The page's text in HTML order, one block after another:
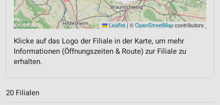
Leaflet | ©OpenStreetMapcontributors
Klicke auf das Logo der Filiale in der Karte, um mehr
Informationen (Öffnungszeiten & Route) zur Filiale zu
erhalten.
20 Filialen